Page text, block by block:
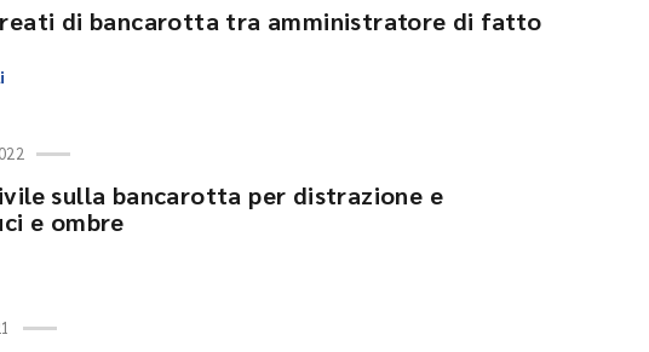
reati di bancarotta tra amministratore di fatto
sulla bancarotta per distrazione e
e ombre